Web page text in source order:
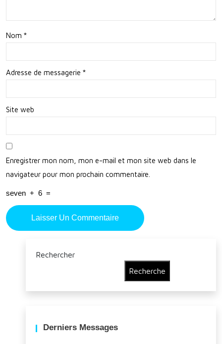
Nom *
Adresse de messagerie *
Site web
Enregistrer mon nom, mon e-mail et mon site web dans le
navigateur pour mon prochain commentaire.
seven + 6 =
Rechercher
Recherche
Derniers Messages